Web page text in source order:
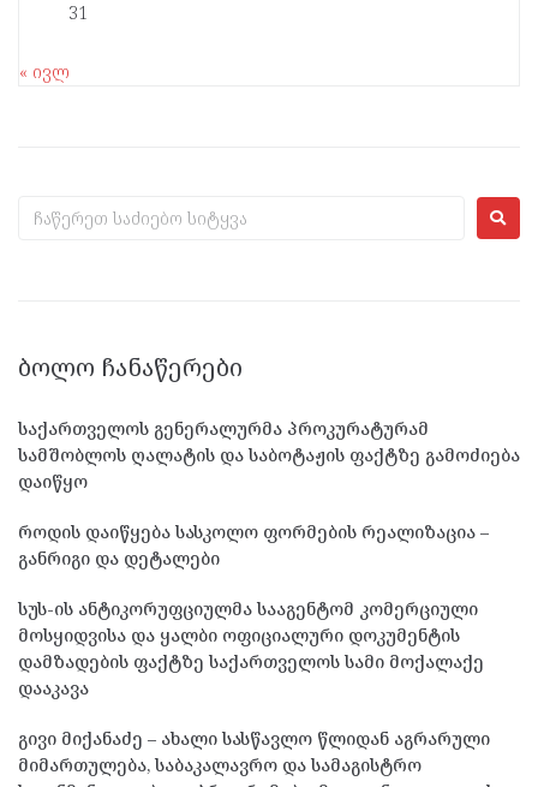
31
« ივლ
ᲑᲝᲚᲝ ᲩᲐᲜᲐᲬᲔᲠᲔᲑᲘ
საქართველოს გენერალურმა პროკურატურამ
სამშობლოს ღალატის და საბოტაჟის ფაქტზე გამოძიება
დაიწყო
როდის დაიწყება სასკოლო ფორმების რეალიზაცია –
განრიგი და დეტალები
სუს-ის ანტიკორუფციულმა სააგენტომ კომერციული
მოსყიდვისა და ყალბი ოფიციალური დოკუმენტის
დამზადების ფაქტზე საქართველოს სამი მოქალაქე
დააკავა
გივი მიქანაძე – ახალი სასწავლო წლიდან აგრარული
მიმართულება, საბაკალავრო და სამაგისტრო